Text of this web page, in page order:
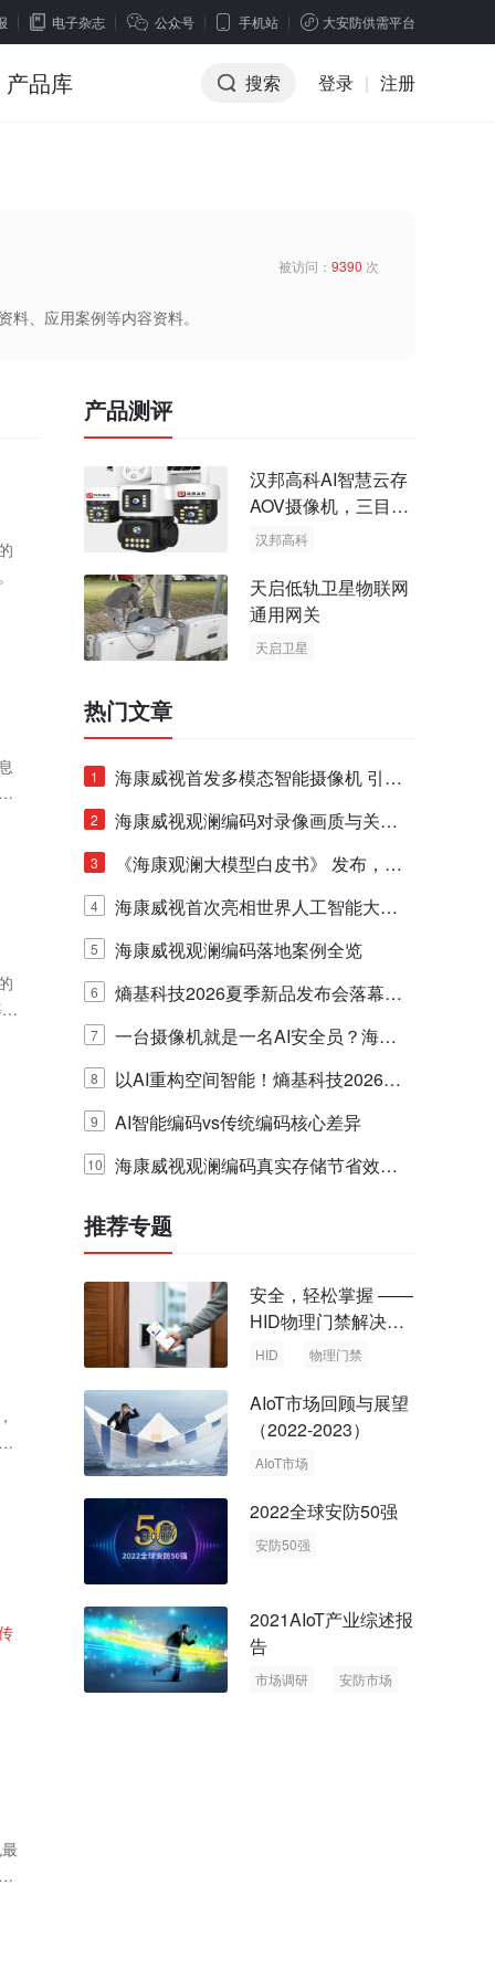
电子杂志 公众号 手机站 大安防供需平台
产品库 搜索 登录 | 注册
被访问： 9390 次
、应用案例等内容资料。
产品测评
汉邦高科AI智慧云存
AOV摄像机，三目太
阳能多摄球机
汉邦高科
太阳能多摄球机
天启低轨卫星物联网
通用网关
天启卫星
热门文章
1
海康威视首发多模态智能摄像机 引领
摄像机从“看得懂”到“能对话、能干活”
2
海康威视观澜编码对录像画质与关键
帧质量的影响详解
3
《海康观澜大模型白皮书》 发布，全
面呈现观澜大模型技术体系
4
海康威视首次亮相世界人工智能大
会，全方位展示观澜大模型技术体系
5 海康威视观澜编码落地案例全览
6
熵基科技2026夏季新品发布会落幕，
引领空间智能迈入AI Agent时代
7
一台摄像机就是一名AI安全员？海康
威视在WAIC 2026发布主动视觉作业
监管枪球
8
以AI重构空间智能！熵基科技2026夏
季新品发布会圆满落幕
9 AI智能编码vs传统编码核心差异
10
海康威视观澜编码真实存储节省效果
与适用场景全解析
推荐专题
安全，轻松掌握 ——
HID物理门禁解决方
案，启动智慧安全新
HID 物理门禁
AIoT市场回顾与展望
（2022-2023）
AIoT市场
2022全球安防50强
安防50强
2021AIoT产业综述报
告
市场调研
安防市场